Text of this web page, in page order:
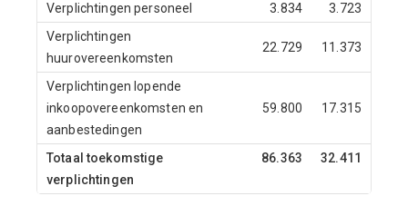
Verplichtingen personeel
3.834
3.723
Verplichtingen
huurovereenkomsten
22.729 11.373
Verplichtingen lopende
inkoopovereenkomsten en
aanbestedingen
59.800 17.315
Totaal toekomstige
verplichtingen
86.363 32.411